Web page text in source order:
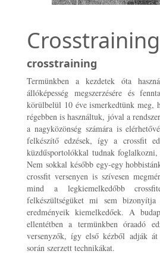
Crosstraining
crosstraining
Termünkben a kezdetek óta
állóképesség megszerzésére és
körülbelül 10 éve ismerkedtünk meg,
régebben is használtuk, jóval a
a nagyközönség számára is
felkészítő edzések, így a crossfit
küzdűsportolókkal tudnak
Nem sokkal később egy-egy
crossfit versenyen is szívesen
mind a legkiemelkedőbb
felkészültségüket mi sem
eredményeik kiemelkedőek. A
ellentétben a termünkben óraadó
versenyzők, így első kézből adják át
során szerzett technikákat.